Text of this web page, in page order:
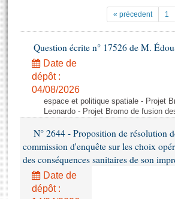
Projets de loi
Propositions de loi
Amendements
Textes adoptés
Rapports d'enquête
Rapports législatifs
Rapports sur l'application des lois
Baromètre de l’application des lois
Documents de référence
( Constitution | Règlement de l'Assemblée
Histoire
Juniors
Anciennes législatures
Contacts et plan d'accès
Photos libres de droit
« précedent 1
Question écrite n° 17526 de M.
Date de
dépôt :
04/08/2026
espace et politique spatiale - Projet
Leonardo - Projet Bromo de fusion
N° 2644 - Proposition de résolution
commission d'enquête sur les choix
des conséquences sanitaires de son
Date de
dépôt :